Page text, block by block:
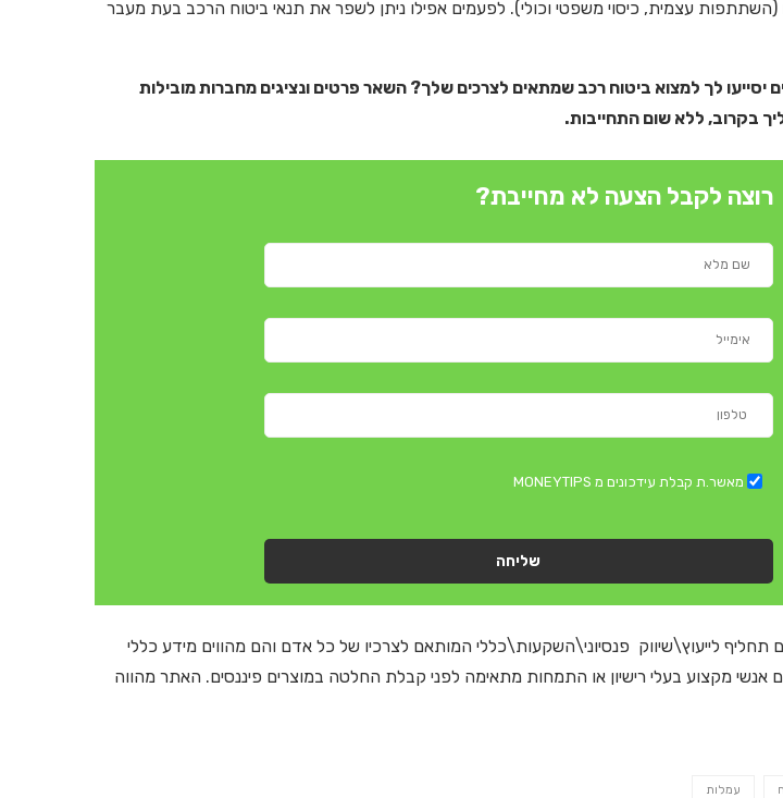
עצמית, כיסוי משפטי וכולי). לפעמים אפילו ניתן לשפר את תנאי ביטוח הרכב בעת מעבר
יסייעו לך למצוא ביטוח רכב שמתאים לצרכים שלך? השאר פרטים ונציגים מחברות מובילות
בקרוב, ללא שום התחייבות.
רוצה לקבל הצעה לא מחייבת?
מאשר.ת קבלת עידכונים מ MONEYTIPS
שליחה
תחליף לייעוץ\שיווק פנסיוני\השקעות\כללי המותאם לצרכיו של כל אדם והם מהווים מידע כללי
אנשי מקצוע בעלי רישיון או התמחות מתאימה לפני קבלת החלטה במוצרים פיננסים. האתר מהווה
עמלות